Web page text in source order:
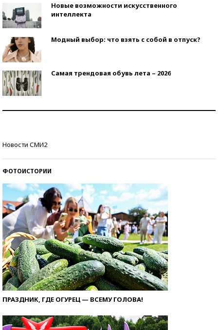
Новые возможности искусственного
интеллекта
Модный выбор: что взять с собой в отпуск?
Самая трендовая обувь лета – 2026
Новости СМИ2
ФОТОИСТОРИИ
ПРАЗДНИК, ГДЕ ОГУРЕЦ — ВСЕМУ ГОЛОВА!